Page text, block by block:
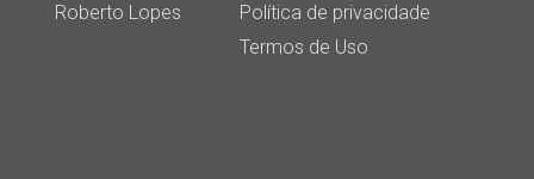
Roberto Lopes
Política de privacidade
Termos de Uso